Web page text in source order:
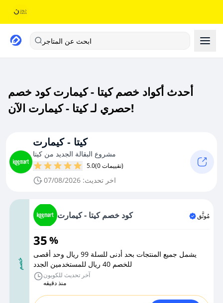
ابحث عن المتاجر
أحدث أكواد خصم كيتا - كيمارت كود خصم
حصري لـ كيتا - كيمارت الآن!
كيتا - كيمارت
مشروع البقالة الجديد من كيتا
5.0 (0 تقييمات)
اخر تحديث: 07/08/2026
خصم
كود خصم كيتا - كيمارت مُوثَّق
35%
يشمل جميع المنتجات بحد أدنى للسلة 99 ريال وحد أقصى
للخصم 40 ريال للمستخدمين الجدد
آخر تحديث للكوبون
منذ دقيقه